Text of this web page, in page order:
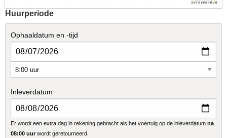
Huurperiode
Ophaaldatum en -tijd
Inleverdatum
Er wordt een extra dag in rekening gebracht als het voertuig op de inleverdatum na
08:00 uurwordt geretourneerd.